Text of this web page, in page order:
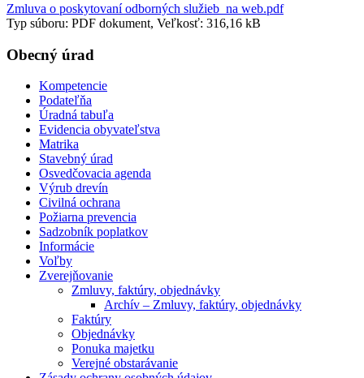
Zmluva o poskytovaní odborných služieb_na web.pdf
Typ súboru: PDF dokument, Veľkosť: 316,16 kB
Obecný úrad
Kompetencie
Podateľňa
Úradná tabuľa
Evidencia obyvateľstva
Matrika
Stavebný úrad
Osvedčovacia agenda
Výrub drevín
Civilná ochrana
Požiarna prevencia
Sadzobník poplatkov
Informácie
Voľby
Zverejňovanie
Zmluvy, faktúry, objednávky
Archív – Zmluvy, faktúry, objednávky
Faktúry
Objednávky
Ponuka majetku
Verejné obstarávanie